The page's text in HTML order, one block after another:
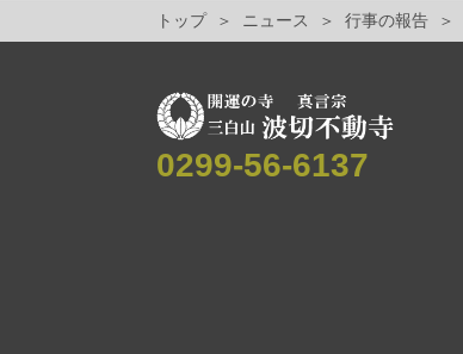
トップ ニュース 行事の報告
0299-56-6137